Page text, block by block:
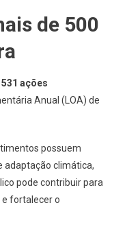
de 500
531 ações
Anual (LOA) de
possuem
adaptação climática,
pode contribuir para
fortalecer o